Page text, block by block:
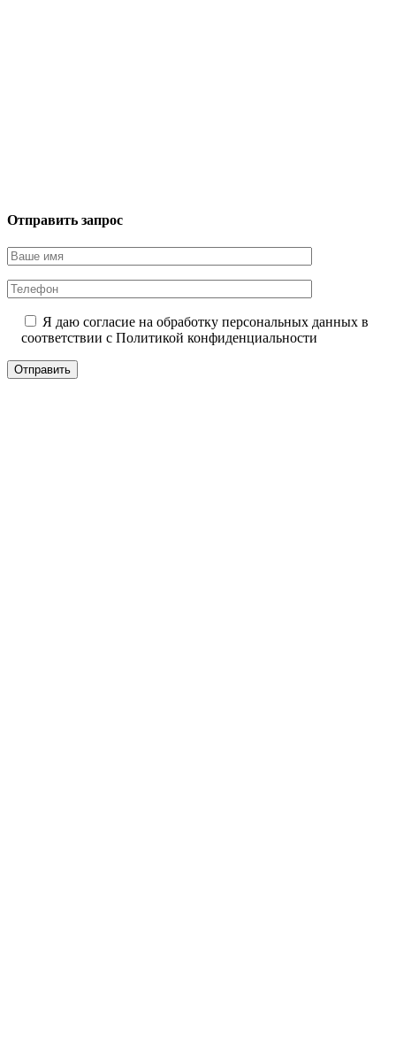
Отправить запрос
Я даю согласие на обработку персональных данных в
соответствии с Политикой конфиденциальности